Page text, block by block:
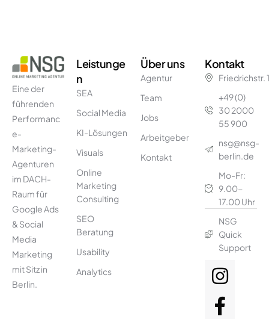
Eine der
führenden
Performanc
e-
Marketing-
Agenturen
im DACH-
Raum für
Google Ads
& Social
Media
Marketing
mit Sitz in
Berlin.
Leistunge
n
SEA
Social Media
KI-Lösungen
Visuals
Online
Marketing
Consulting
SEO
Beratung
Usability
Analytics
Über uns
Agentur
Team
Jobs
Arbeitgeber
Kontakt
Kontakt
Friedrichstr.
+49 (0)
30 2000
55 900
nsg@nsg-
berlin.de
Mo-Fr:
9.00-
17.00 Uhr
NSG
Quick
Support